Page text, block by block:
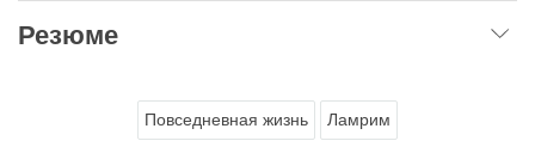
Резюме
Повседневная жизнь Ламрим